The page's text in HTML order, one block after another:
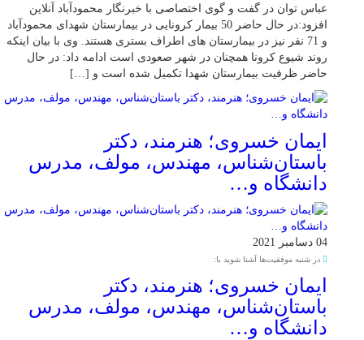
عباس توان در گفت و گوی اختصاصی با خبرنگار محمودآباد آنلاین
افزود:در حال حاضر 50 بیمار کرونایی در بیمارستان شهدای محمودآباد
و 71 نفر نیز در بیمارستان های اطراف بستری هستند. وی با بیان اینکه
روند شیوع کرونا همچنان در شهر صعودی است ادامه داد: در حال
حاضر ظرفیت بیمارستان شهدا تکمیل شده است و […]
ایمان خسروی؛ هنرمند، دکتر
باستان‌شناس، مهندس، مولف، مدرس
دانشگاه و…
04 دسامبر 2021
در شنبه موفقیت‌ها آشنا شوید با:
ایمان خسروی؛ هنرمند، دکتر
باستان‌شناس، مهندس، مولف، مدرس
دانشگاه و…